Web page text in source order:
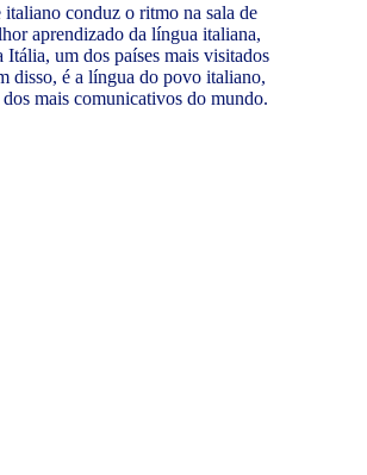
italiano conduz o ritmo na sala de
aprendizado da língua italiana,
um dos países mais visitados
disso, é a língua do povo italiano,
mais comunicativos do mundo.